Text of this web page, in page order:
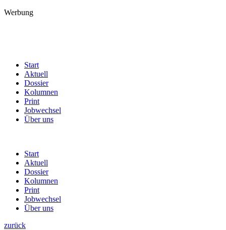
Werbung
Start
Aktuell
Dossier
Kolumnen
Print
Jobwechsel
Über uns
Start
Aktuell
Dossier
Kolumnen
Print
Jobwechsel
Über uns
zurück